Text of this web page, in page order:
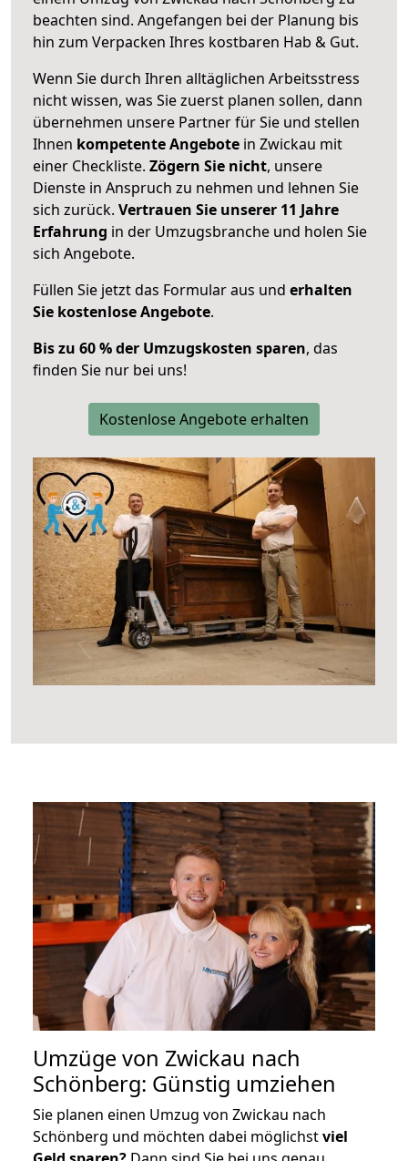
beachten sind. Angefangen bei der Planung bis
hin zum Verpacken Ihres kostbaren Hab & Gut.
Wenn Sie durch Ihren alltäglichen Arbeitsstress
nicht wissen, was Sie zuerst planen sollen, dann
übernehmen unsere Partner für Sie und stellen
Ihnen kompetente Angebote in Zwickau mit
einer Checkliste. Zögern Sie nicht, unsere
Dienste in Anspruch zu nehmen und lehnen Sie
sich zurück. Vertrauen Sie unserer 11 Jahre
Erfahrung in der Umzugsbranche und holen Sie
sich Angebote.
Füllen Sie jetzt das Formular aus und erhalten
Sie kostenlose Angebote.
Bis zu 60 % der Umzugskosten sparen, das
finden Sie nur bei uns!
Kostenlose Angebote erhalten
Umzüge von Zwickau nach
Schönberg: Günstig umziehen
Sie planen einen Umzug von Zwickau nach
Schönberg und möchten dabei möglichstviel